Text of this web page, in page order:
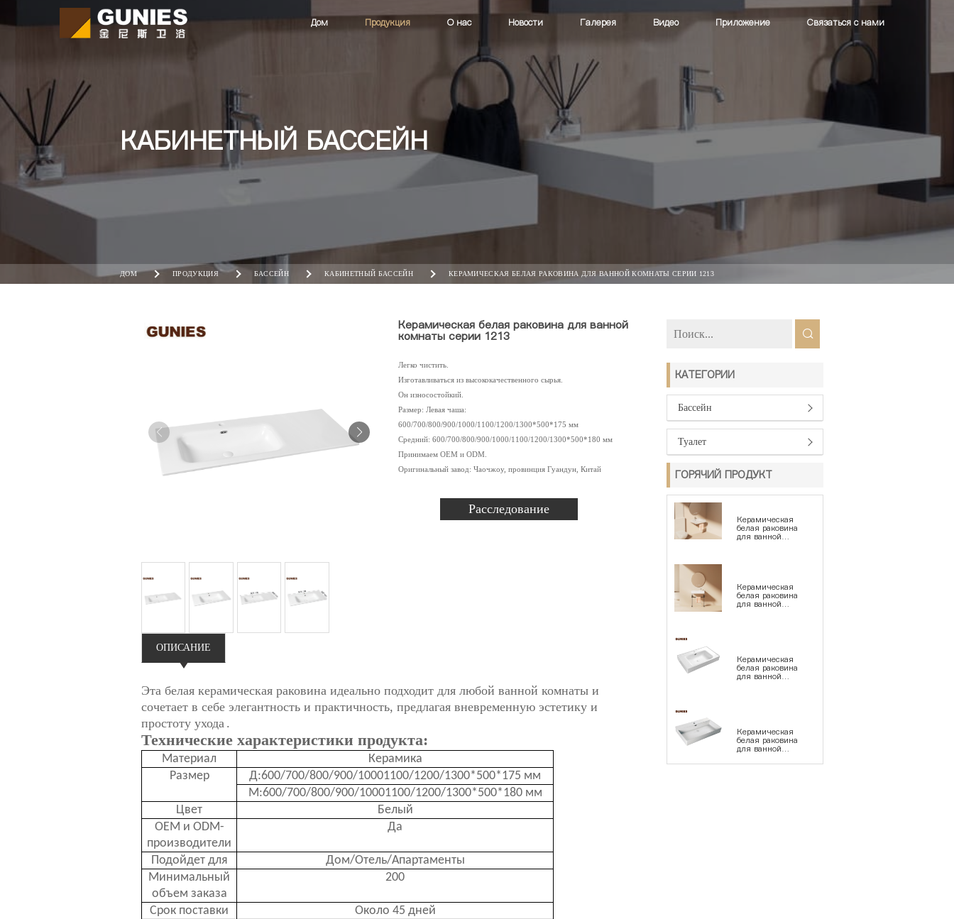
Дом Продукция О нас Новости Галерея Видео Приложение Связаться с нами
КАБИНЕТНЫЙ БАССЕЙН
ДОМ ПРОДУКЦИЯ БАССЕЙН КАБИНЕТНЫЙ БАССЕЙН КЕРАМИЧЕСКАЯ БЕЛАЯ РАКОВИНА ДЛЯ ВАННОЙ КОМНАТЫ СЕРИИ 1213
Керамическая белая раковина для ванной
комнаты серии 1213
Легко чистить.
Изготавливаться из высококачественного сырья.
Он износостойкий.
Размер: Левая чаша:
600/700/800/900/1000/1100/1200/1300*500*175 мм
Средний: 600/700/800/900/1000/1100/1200/1300*500*180 мм
Принимаем OEM и ODM.
Оригинальный завод: Чаочжоу, провинция Гуандун, Китай
Расследование
ОПИСАНИЕ
Эта белая керамическая раковина идеально подходит для любой ванной комнаты и
сочетает в себе элегантность и практичность, предлагая вневременную эстетику и
простоту ухода .
Технические характеристики продукта:
Материал
Керамика
Размер
Д:600/700/800/900/10001100/1200/1300*500*175 мм
М:600/700/800/900/10001100/1200/1300*500*180 мм
Цвет
Белый
OEM и ODM-
производители
Да
Подойдет для
Дом/Отель/Апартаменты
Минимальный
объем заказа
200
Срок поставки Около 45 дней
КАТЕГОРИИ
Бассейн
Туалет
ГОРЯЧИЙ ПРОДУКТ
Керамическая
белая раковина
для ванной
Керамическая
белая раковина
для ванной
Керамическая
белая раковина
для ванной
Керамическая
белая раковина
для ванной
1191